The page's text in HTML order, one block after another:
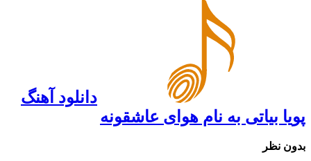
دانلود آهنگ
پویا بیاتی به نام هوای عاشقونه
بدون نظر